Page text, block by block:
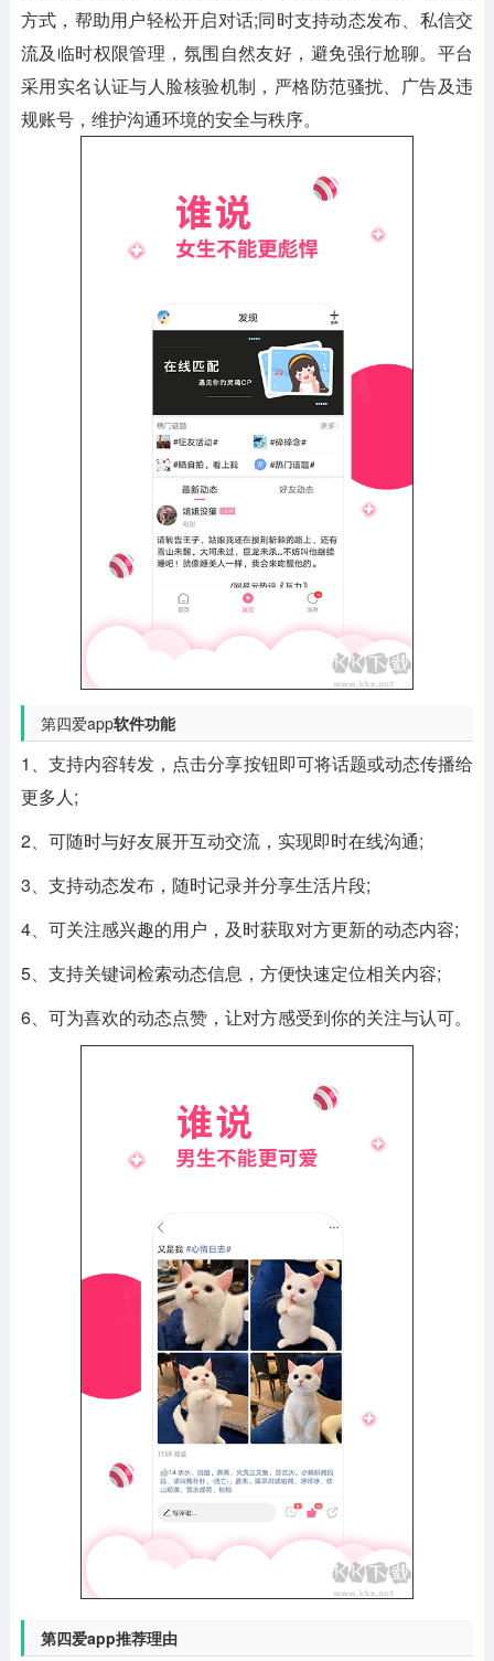
方式，帮助用户轻松开启对话;同时支持动态发布、私信交
流及临时权限管理，氛围自然友好，避免强行尬聊。平台
采用实名认证与人脸核验机制，严格防范骚扰、广告及违
规账号，维护沟通环境的安全与秩序。
第四爱app软件功能
1、支持内容转发，点击分享按钮即可将话题或动态传播给
更多人;
2、可随时与好友展开互动交流，实现即时在线沟通;
3、支持动态发布，随时记录并分享生活片段;
4、可关注感兴趣的用户，及时获取对方更新的动态内容;
5、支持关键词检索动态信息，方便快速定位相关内容;
6、可为喜欢的动态点赞，让对方感受到你的关注与认可。
第四爱app推荐理由